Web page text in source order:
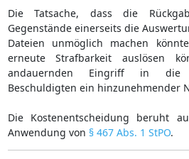
Die Tatsache, dass die
Gegenstände einerseits die
Dateien unmöglich machen
erneute Strafbarkeit auslösen
andauernden Eingriff in die
Beschuldigten ein hinzunehmender
Die Kostenentscheidung beruht
Anwendung von § 467 Abs. 1 StPO.